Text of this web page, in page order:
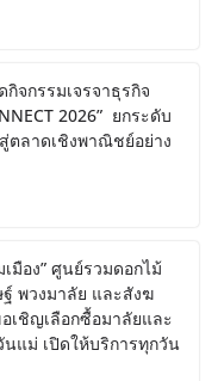
กิจกรรมเจรจาธุรกิจ
2026” ยกระดับ
ลาดเชิงพาณิชย์อย่าง
มือง” ศูนย์รวมดอกไม้
พวงมาลัย และสังฆ
ชิญเลือกซื้อมาลัยและ
แม่ เปิดให้บริการทุกวัน